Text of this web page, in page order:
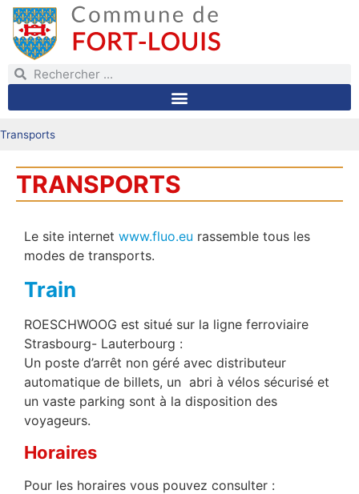
Transports
TRANSPORTS
Le site internet www.fluo.eu rassemble tous les
modes de transports.
Train
ROESCHWOOG est situé sur la ligne ferroviaire
Strasbourg- Lauterbourg :
Un poste d’arrêt non géré avec distributeur
automatique de billets, un abri à vélos sécurisé et
un vaste parking sont à la disposition des
voyageurs.
Horaires
Pour les horaires vous pouvez consulter :